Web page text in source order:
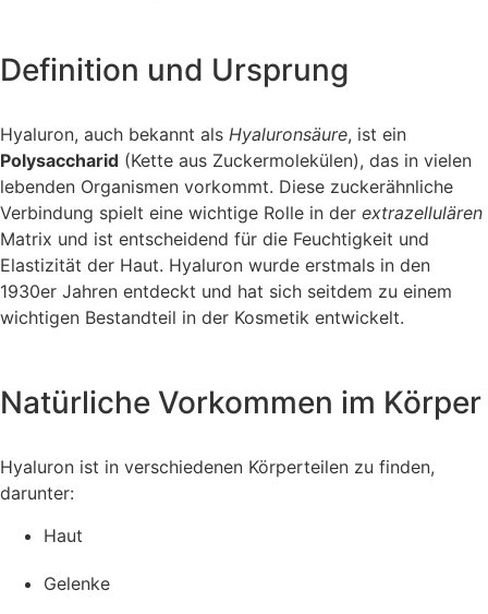
Definition und Ursprung
Hyaluron, auch bekannt als Hyaluronsäure, ist ein
Polysaccharid (Kette aus Zuckermolekülen), das in vielen
lebenden Organismen vorkommt. Diese zuckerähnliche
Verbindung spielt eine wichtige Rolle in der extrazellulären
Matrix und ist entscheidend für die Feuchtigkeit und
Elastizität der Haut. Hyaluron wurde erstmals in den
1930er Jahren entdeckt und hat sich seitdem zu einem
wichtigen Bestandteil in der Kosmetik entwickelt.
Natürliche Vorkommen im Körper
Hyaluron ist in verschiedenen Körperteilen zu finden,
darunter:
Haut
Gelenke